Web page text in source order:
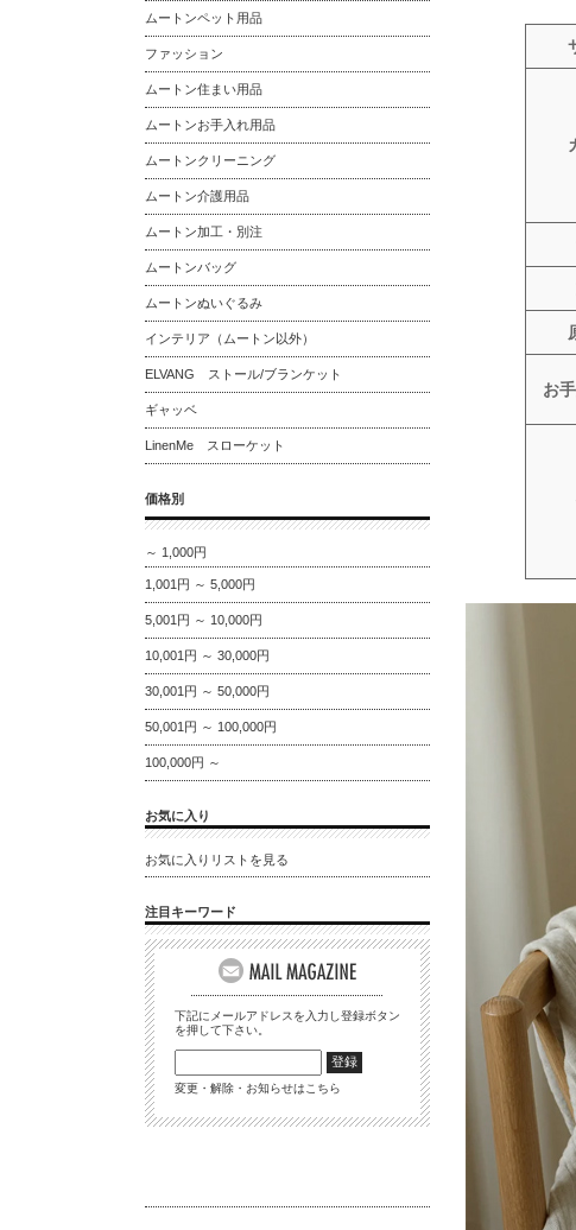
お
ムートンペット用品
ファッション
ムートン住まい用品
ムートンお手入れ用品
ムートンクリーニング
ムートン介護用品
ムートン加工・別注
ムートンバッグ
ムートンぬいぐるみ
インテリア（ムートン以外）
ELVANG ストール/ブランケット
ギャッベ
LinenMe スローケット
価格別
～ 1,000円
1,001円 ～ 5,000円
5,001円 ～ 10,000円
10,001円 ～ 30,000円
30,001円 ～ 50,000円
50,001円 ～ 100,000円
100,000円 ～
お気に入り
お気に入りリストを見る
注目キーワード
下記にメールアドレスを入力し登録ボタン
を押して下さい。
変更・解除・お知らせはこちら